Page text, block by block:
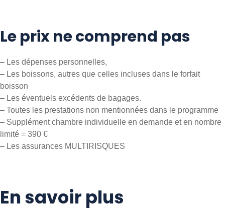
Le prix ne comprend pas
– Les dépenses personnelles,
– Les boissons, autres que celles incluses dans le forfait
boisson
– Les éventuels excédents de bagages.
– Toutes les prestations non mentionnées dans le programme
– Supplément chambre individuelle en demande et en nombre
limité = 390 €
– Les assurances MULTIRISQUES
En savoir plus